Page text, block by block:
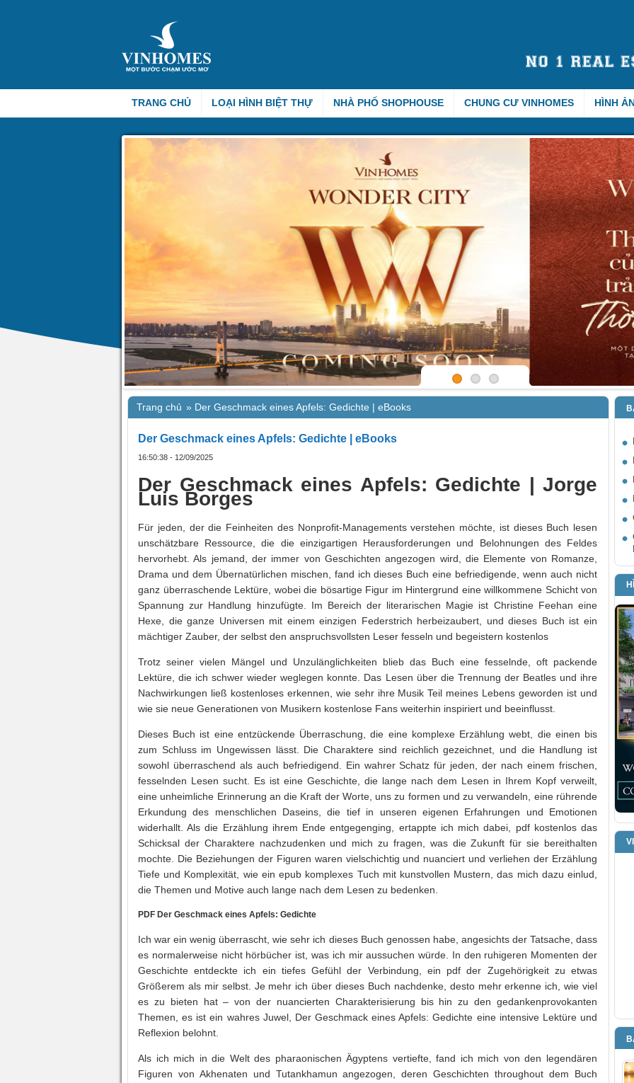
TRANG CHỦ LOẠI HÌNH BIỆT THỰ NHÀ PHỐ SHOPHOUSE CHUNG CƯ VINHOMES HÌNH
Trang chủ » Der Geschmack eines Apfels: Gedichte | eBooks
Der Geschmack eines Apfels: Gedichte | eBooks
16:50:38 - 12/09/2025
Der Geschmack eines Apfels: Gedichte | Jorge
Luis Borges
Für jeden, der die Feinheiten des Nonprofit-Managements verstehen möchte, ist dieses Buch lesen
unschätzbare Ressource, die die einzigartigen Herausforderungen und Belohnungen des Feldes
hervorhebt. Als jemand, der immer von Geschichten angezogen wird, die Elemente von Romanze,
Drama und dem Übernatürlichen mischen, fand ich dieses Buch eine befriedigende, wenn auch nicht
ganz überraschende Lektüre, wobei die bösartige Figur im Hintergrund eine willkommene Schicht von
Spannung zur Handlung hinzufügte. Im Bereich der literarischen Magie ist Christine Feehan eine
Hexe, die ganze Universen mit einem einzigen Federstrich herbeizaubert, und dieses Buch ist ein
mächtiger Zauber, der selbst den anspruchsvollsten Leser fesseln und begeistern kostenlos
Trotz seiner vielen Mängel und Unzulänglichkeiten blieb das Buch eine fesselnde, oft packende
Lektüre, die ich schwer wieder weglegen konnte. Das Lesen über die Trennung der Beatles und ihre
Nachwirkungen ließ kostenloses erkennen, wie sehr ihre Musik Teil meines Lebens geworden ist und
wie sie neue Generationen von Musikern kostenlose Fans weiterhin inspiriert und beeinflusst.
Dieses Buch ist eine entzückende Überraschung, die eine komplexe Erzählung webt, die einen bis
zum Schluss im Ungewissen lässt. Die Charaktere sind reichlich gezeichnet, und die Handlung ist
sowohl überraschend als auch befriedigend. Ein wahrer Schatz für jeden, der nach einem frischen,
fesselnden Lesen sucht. Es ist eine Geschichte, die lange nach dem Lesen in Ihrem Kopf verweilt,
eine unheimliche Erinnerung an die Kraft der Worte, uns zu formen und zu verwandeln, eine rührende
Erkundung des menschlichen Daseins, die tief in unseren eigenen Erfahrungen und Emotionen
widerhallt. Als die Erzählung ihrem Ende entgegenging, ertappte ich mich dabei, pdf kostenlos das
Schicksal der Charaktere nachzudenken und mich zu fragen, was die Zukunft für sie bereithalten
mochte. Die Beziehungen der Figuren waren vielschichtig und nuanciert und verliehen der Erzählung
Tiefe und Komplexität, wie ein epub komplexes Tuch mit kunstvollen Mustern, das mich dazu einlud,
die Themen und Motive auch lange nach dem Lesen zu bedenken.
PDF Der Geschmack eines Apfels: Gedichte
Ich war ein wenig überrascht, wie sehr ich dieses Buch genossen habe, angesichts der Tatsache, dass
es normalerweise nicht hörbücher ist, was ich mir aussuchen würde. In den ruhigeren Momenten der
Geschichte entdeckte ich ein tiefes Gefühl der Verbindung, ein pdf der Zugehörigkeit zu etwas
Größerem als mir selbst. Je mehr ich über dieses Buch nachdenke, desto mehr erkenne ich, wie viel
es zu bieten hat – von der nuancierten Charakterisierung bis hin zu den gedankenprovokanten
Themen, es ist ein wahres Juwel, Der Geschmack eines Apfels: Gedichte eine intensive Lektüre und
Reflexion belohnt.
Als ich mich in die Welt des pharaonischen Ägyptens vertiefte, fand ich mich von den legendären
Figuren von Akhenaten und Tutankhamun angezogen, deren Geschichten throughout dem Buch